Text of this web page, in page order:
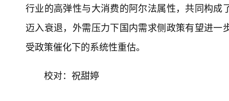
行业的高弹性与大消费的阿尔法属性，共同构
迈入衰退，外需压力下国内需求侧政策有望进
受政策催化下的系统性重估。
校对：祝甜婷